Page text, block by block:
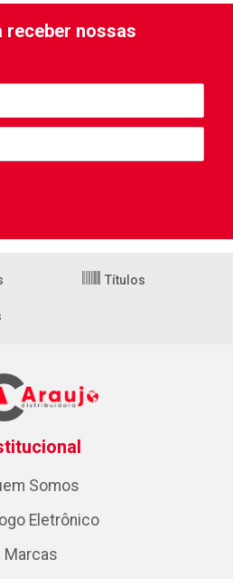
receber nossas
Títulos
Somos
Eletrônico
Marcas